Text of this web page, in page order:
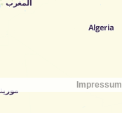
Impressum